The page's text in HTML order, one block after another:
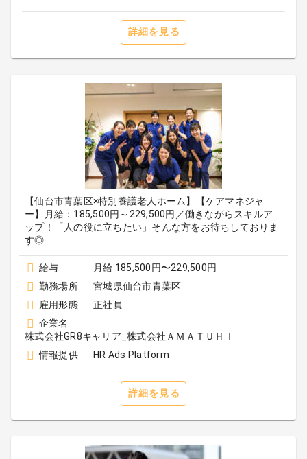
詳細を見る
【仙台市青葉区×特別養護老人ホーム】【ケアマネジャ
ー】月給：185,500円～229,500円／働きながらスキルア
ップ！「人の役に立ちたい」そんな方をお待ちしておりま
す◎
給与
月給 185,500円〜229,500円
勤務場所
宮城県仙台市青葉区
雇用形態
正社員
企業名
株式会社GR8キャリア_株式会社ＡＭＡＴＵＨＩ
情報提供
HR Ads Platform
詳細を見る